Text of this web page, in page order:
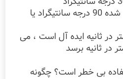
دمای بستر چاپی توصیه شده 90 درجه سانتیگراد یا
30 میلی متر در ثانیه ایده آل است ، می
بی خطر است؟ چگونه